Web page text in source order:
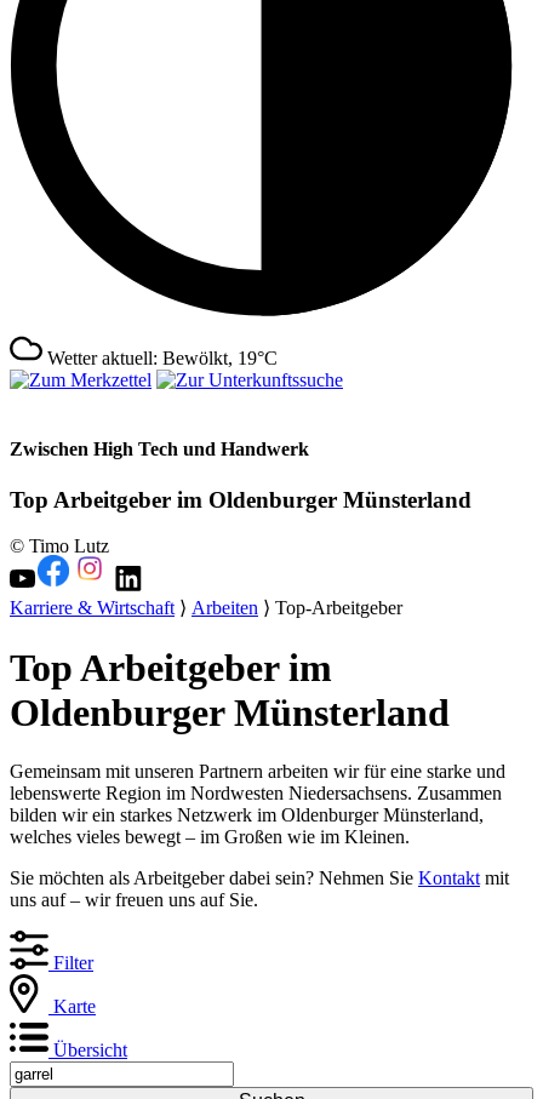
Wetter aktuell: Bewölkt, 19°C
Zwischen High Tech und Handwerk
Top Arbeitgeber im Oldenburger Münsterland
© Timo Lutz
Karriere & Wirtschaft⟩ Arbeiten ⟩ Top-Arbeitgeber
Top Arbeitgeber im
Oldenburger Münsterland
Gemeinsam mit unseren Partnern arbeiten wir für eine starke und
lebenswerte Region im Nordwesten Niedersachsens. Zusammen
bilden wir ein starkes Netzwerk im Oldenburger Münsterland,
welches vieles bewegt – im Großen wie im Kleinen.
Sie möchten als Arbeitgeber dabei sein? Nehmen Sie Kontakt mit
uns auf – wir freuen uns auf Sie.
Filter
Karte
Übersicht